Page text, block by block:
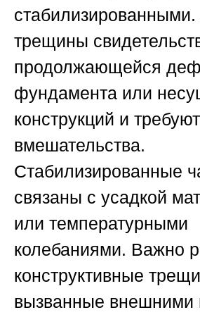
трещины
продолжающейся
фундамента или
конструкций и
вмешательства.
Стабилизированные
связаны с усадкой
или температурными
колебаниями. Важно
конструктивные
вызванные внешними